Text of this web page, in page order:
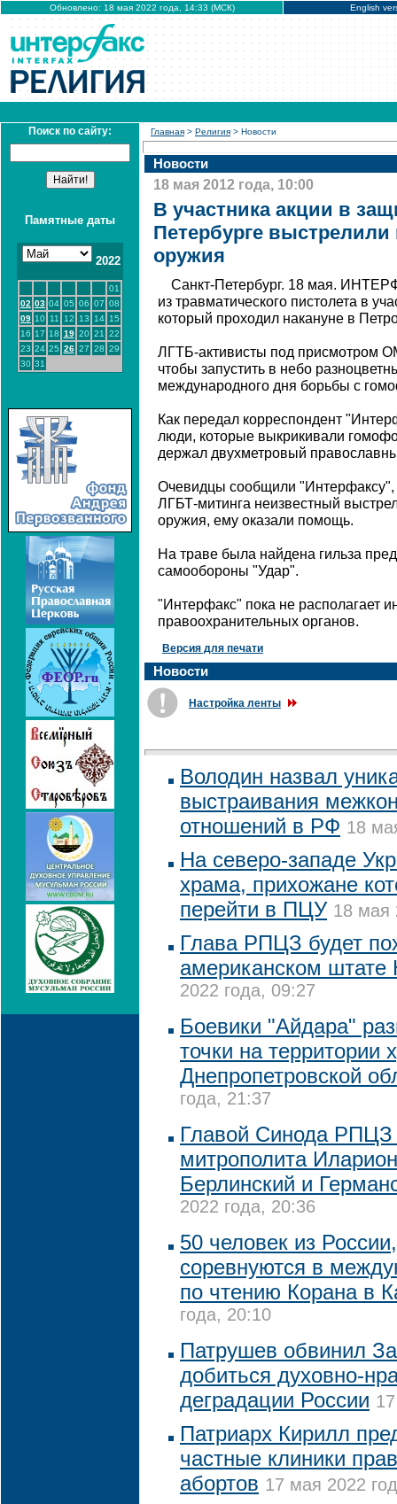
Обновлено: 18 мая 2022 года, 14:33 (МСК) English
Поиск по сайту:
Памятные даты
2022
01
02 03 04 05 06 07 08
09 10 11 12 13 14 15
16 17 18 19 20 21
22
23 24 25 26 27 28 29
30 31
Главная > Религия > Новости
Новости
18 мая 2012 года, 10:00
В участника акции в
Петербурге выстрелили
оружия
Санкт-Петербург. 18 мая.
из травматического пистолета в
который проходил накануне в
ЛГТБ-активисты под присмотром
чтобы запустить в небо
международного дня борьбы с
Как передал корреспондент
люди, которые выкрикивали
держал двухметровый
Очевидцы сообщили "Интерфаксу",
ЛГБТ-митинга неизвестный
оружия, ему оказали помощь.
На траве была найдена гильза
самообороны "Удар".
"Интерфакс" пока не располагает
правоохранительных органов.
Версия для печати
Новости
Настройка ленты
Володин назвал
выстраивания
отношений в РФ 18
На северо-западе
храма, прихожане
перейти в ПЦУ 18 мая
Глава РПЦЗ будет
американском
2022 года, 09:27
Боевики "Айдара"
точки на территории
Днепропетровской
года, 21:37
Главой Синода РПЦЗ
митрополита
Берлинский и
2022 года, 20:36
50 человек из
соревнуются в
по чтению Корана в
года, 20:10
Патрушев обвинил
добиться духовно-
деградации России
Патриарх Кирилл
частные клиники
абортов 17 мая 2022